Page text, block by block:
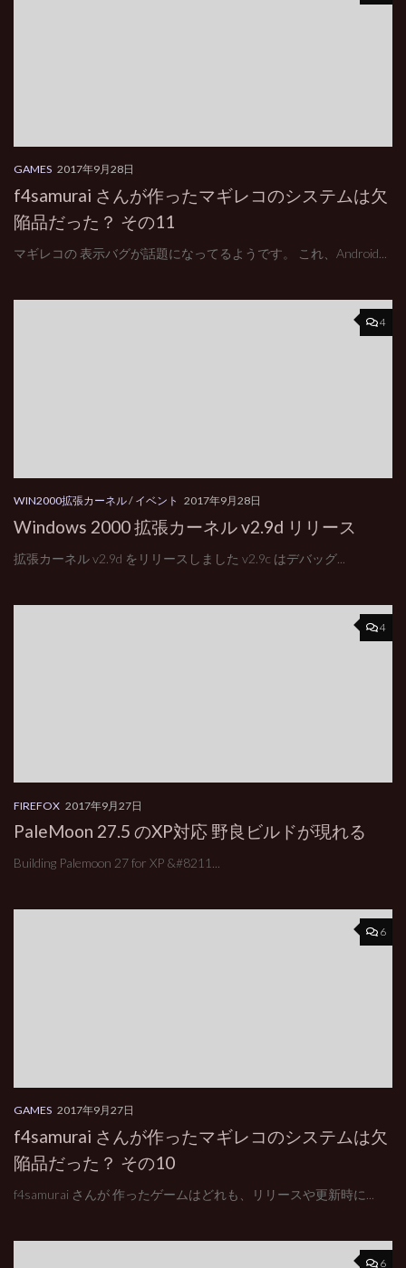
GAMES 2017年9月28日
f4samurai さんが作ったマギレコのシステムは欠
陥品だった？ その11
マギレコの 表示バグが話題になってるようです。 これ、Android...
4
WIN2000拡張カーネル/ イベント 2017年9月28日
Windows 2000 拡張カーネル v2.9d リリース
拡張カーネル v2.9d をリリースしました v2.9c はデバッグ...
4
FIREFOX 2017年9月27日
PaleMoon 27.5 のXP対応 野良ビルドが現れる
Building Palemoon 27 for XP &#8211...
6
GAMES 2017年9月27日
f4samurai さんが作ったマギレコのシステムは欠
陥品だった？ その10
f4samurai さんが 作ったゲームはどれも、リリースや更新時に...
6